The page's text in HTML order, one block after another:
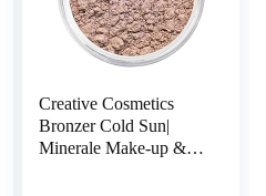
Creative Cosmetics
Bronzer Cold Sun|
Minerale Make-up &